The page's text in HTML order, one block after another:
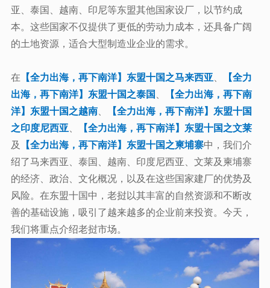
亚、泰国、越南、印尼等东盟其他国家设厂，以节约成
本。这些国家不仅提供了更低的劳动力成本，还具备广阔
的土地资源，适合大型制造业企业的需求。
在 【全力出海，再下南洋】东盟十国之马来西亚
【全力
出海，再下南洋】东盟十国之泰国
【全力出海，再下南
洋】东盟十国之越南、
【全力出海，再下南洋】东盟十国
之印度尼西亚
【全力出海，再下南洋】东盟十国之文莱
及
【全力出海，再下南洋】东盟十国之柬埔寨中，我们介
绍了马来西亚、泰国、越南、印度尼西亚、文莱及柬埔寨
的经济、政治、文化概况，以及在这些国家建厂的优势及
风险。 在东盟十国中，老挝以其丰富的自然资源和不断改
善的基础设施，吸引了越来越多的企业前来投资。 今天，
我们将重点介绍老挝市场。